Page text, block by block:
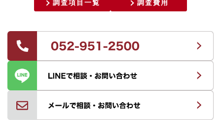
調査項目一覧 調査費用